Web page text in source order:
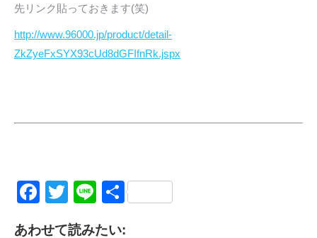
先リンク貼っておきます(笑)
http://www.96000.jp/product/detail-
ZkZyeFxSYX93cUd8dGFIfnRk.jspx
Facebook
Twitter
Line共
あわせて読みたい: